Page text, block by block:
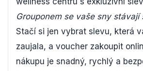
Grouponem se vaše sny stávají
Stačí si jen vybrat slevu, která
zaujala, a voucher zakoupit
nákupu je snadný, rychlý a